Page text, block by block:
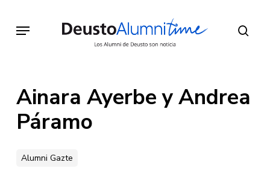
main
Menu
Ainara Ayerbe y Andrea
Páramo
Alumni Gazte